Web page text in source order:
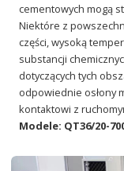
cementowych mogą
Niektóre z
części, wysoką
substancji
dotyczących tych
odpowiednie osłony
kontaktowi z
Modele: QT36/20-